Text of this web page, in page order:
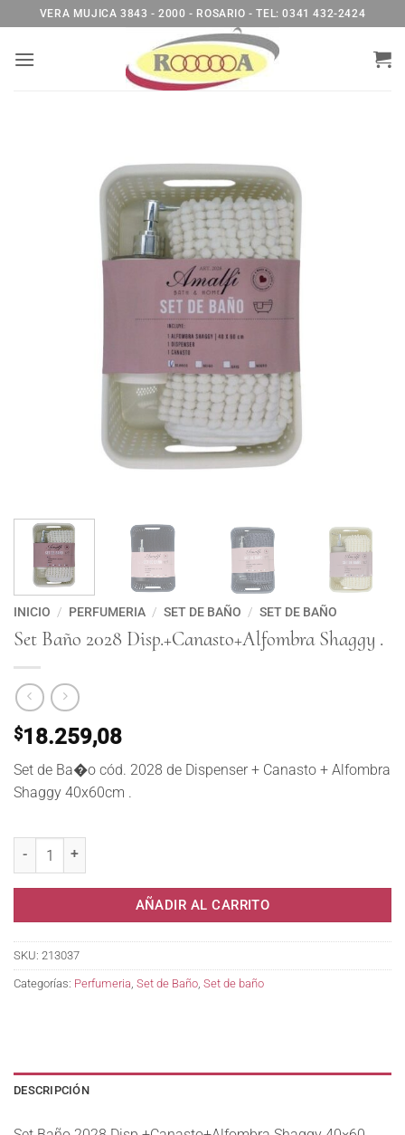
al
contenido
VERA MUJICA 3843 - 2000 - ROSARIO - TEL: 0341 432-2424
INICIO / PERFUMERIA / SET DE BAÑO / SET DE BAÑO
Set Baño 2028 Disp.+Canasto+Alfombra Shaggy .
$18.259,08
Set de Ba�o cód. 2028 de Dispenser + Canasto + Alfombra
Shaggy 40x60cm .
AÑADIR AL CARRITO
SKU: 213037
Categorías: Perfumeria Set de Baño Set de baño
DESCRIPCIÓN